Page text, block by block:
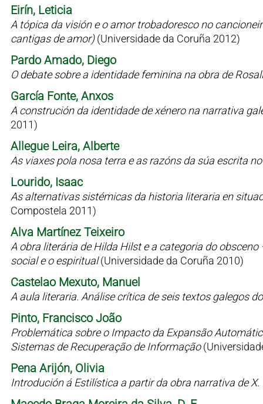
Eirín, Leticia
A tópica da visión e o amor trobadoresco no
cantigas de amor)(Universidade da Coruña 2012)
Pardo Amado, Diego
O debate sobre a identidade feminina na obra de
García Fonte, Anxos
A construción da identidade de xénero na narrativa
2011)
Allegue Leira, Alberte
As viaxes pola nosa terra e as razóns da súa escrita
Lourido, Isaac
As alternativas sistémicas da historia literaria en
Compostela 2011)
Alva Martínez Teixeiro
A obra literária de Hilda Hilst e a categoria do
social e o espiritual(Universidade da Coruña 2010)
Castelao Mexuto, Manuel
A aula literaria. Análise crítica de seis textos galegos
Pinto, Francisco João
Problemática sobre o Impacto da Expansão
Sistemas de Recuperação de Informação
Pena Arijón, Olivia
Introdución á Estilística a partir da obra narrativa de X.